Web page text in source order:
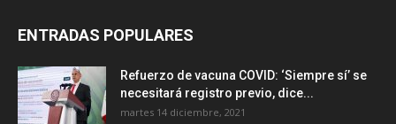
ENTRADAS POPULARES
Refuerzo de vacuna COVID: ‘Siempre sí’ se
necesitará registro previo, dice...
martes 14 diciembre, 2021